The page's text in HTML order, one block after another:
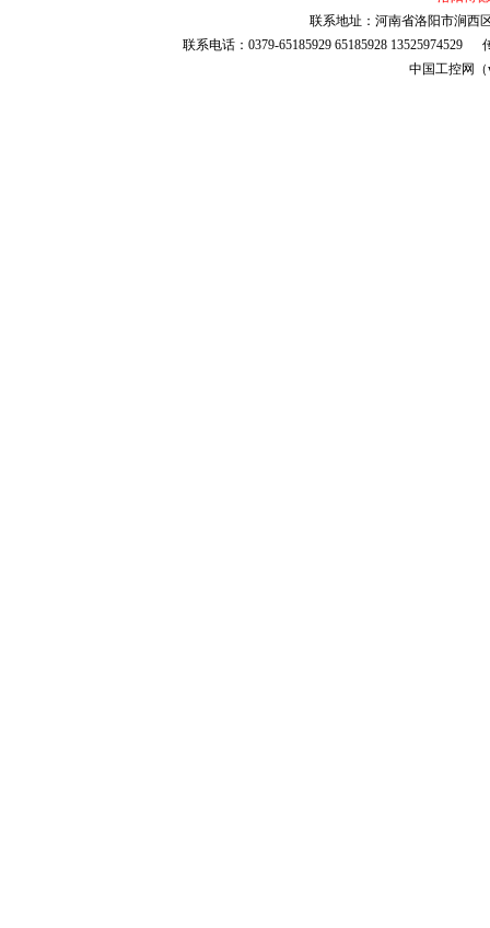
联系地址：河南省洛阳市涧西
联系电话：0379-65185929 65185928
中国工控网（